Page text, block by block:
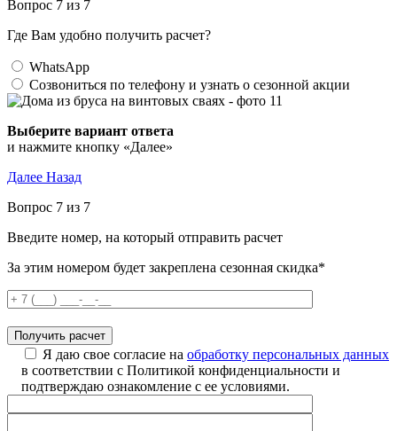
Вопрос 7 из 7
Где Вам удобно получить расчет?
WhatsApp
Созвониться по телефону и узнать о сезонной акции
Выберите вариант ответа
и нажмите кнопку «Далее»
Далее Назад
Вопрос 7 из 7
Введите номер, на который отправить расчет
За этим номером будет закреплена сезонная скидка*
Я даю свое согласие на обработку персональных данных
в соответствии с Политикой конфиденциальности и
подтверждаю ознакомление с ее условиями.